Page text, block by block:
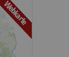
Webkarte